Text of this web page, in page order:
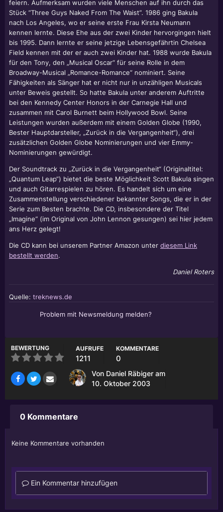
feiern. Aufmerksam wurden viele Menschen auf ihn durch das
Stück “Three Guys Naked From The Waist”. 1986 ging Bakula
nach Los Angeles, wo er seine erste Frau Kirsta Neumann
kennen lernte. Diese Ehe aus der zwei Kinder hervorgingen hielt
bis 1995. Dann lernte er seine jetzige Lebensgefährtin Chelsea
Field kennen mit der er auch zwei Kinder hat. 1988 wurde Bakula
für den Tony, den „Musical Oscar“ für seine Rolle in dem
Broadway-Musical „Romance-Romance“ nominiert. Seine
Fähigkeiten als Sänger hat er nicht nur in unzähligen Musicals
unter Beweis gestellt. So hatte Bakula unter anderem Auftritte
bei den Kennedy Center Honors in der Carnegie Hall und
zusammen mit Carol Burnett beim Hollywood Bowl. Seine
Leistungen wurden außerdem mit einem Golden Globe (1990,
Bester Hauptdarsteller, „Zurück in die Vergangenheit“), drei
zusätzlichen Golden Globe Nominierungen und vier Emmy-
Nominierungen gewürdigt.
Der Soundtrack zu „Zurück in die Vergangenheit“ (Originaltitel:
„Quantum Leap“) bietet die beste Möglichkeit Scott Bakula singen
und auch Gitarrespielen zu hören. Es handelt sich um eine
Zusammenstellung verschiedener bekannter Songs, die er in der
Serie zum Besten brachte. Die CD, insbesondere der Titel
„Imagine“ (im Original von John Lennon gesungen) sei hier jedem
ans Herz gelegt!
Die CD kann bei unserem Partner Amazon unter diesem Link
bestellt werden.
Daniel Roters
Quelle: treknews.de
Problem mit Newsmeldung melden?
BEWERTUNG AUFRUFE
1211
KOMMENTARE
0
Von Daniel Räbiger am
10. Oktober 2003
0 Kommentare
Keine Kommentare vorhanden
Ein Kommentar hinzufügen